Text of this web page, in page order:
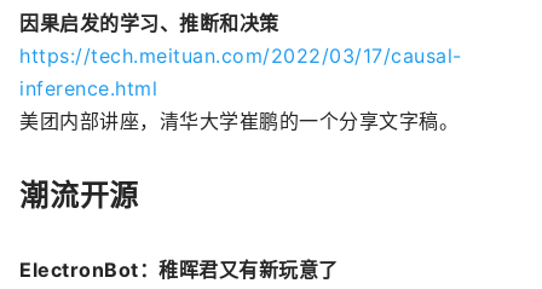
因果启发的学习、推断和决策
https://tech.meituan.com/2022/03/17/causal-
inference.html
美团内部讲座，清华大学崔鹏的一个分享文字稿。
潮流开源
ElectronBot：稚晖君又有新玩意了